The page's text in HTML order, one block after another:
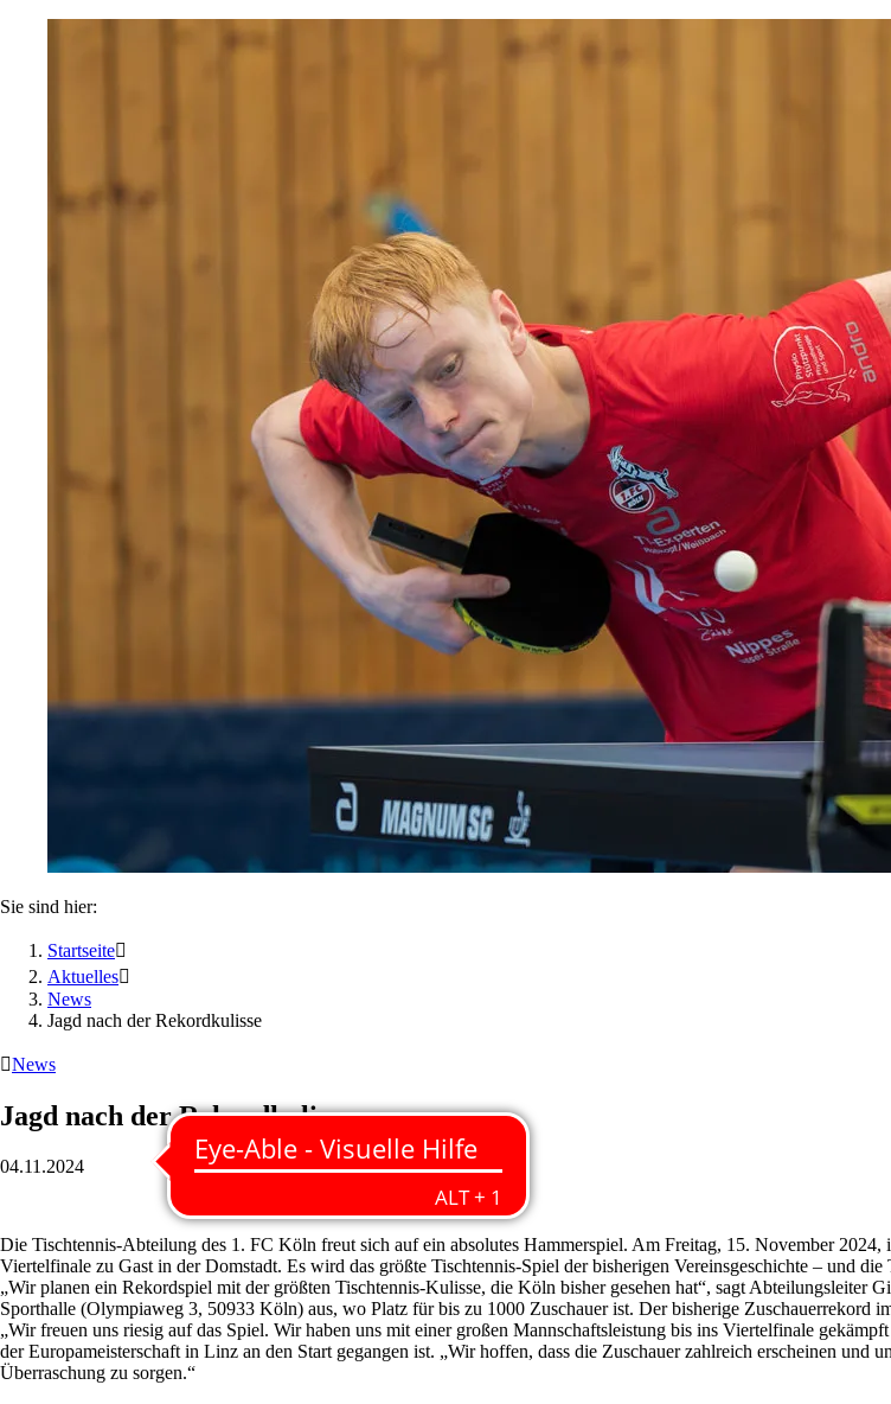
Sie sind hier:
Startseite
Aktuelles
News
Jagd nach der Rekordkulisse
News
Jagd nach der Rekordkulisse
04.11.2024
Die Tischtennis-Abteilung des 1. FC Köln freut sich auf ein absolutes Hammerspiel. Am Freitag, 15. November
Viertelfinale zu Gast in der Domstadt. Es wird das größte Tischtennis-Spiel der bisherigen Vereinsgeschichte – und
„Wir planen ein Rekordspiel mit der größten Tischtennis-Kulisse, die Köln bisher gesehen hat“, sagt
Sporthalle (Olympiaweg 3, 50933 Köln) aus, wo Platz für bis zu 1000 Zuschauer ist. Der bisherige Zuschauerrekord
„Wir freuen uns riesig auf das Spiel. Wir haben uns mit einer großen Mannschaftsleistung bis ins Viertelfinale
der Europameisterschaft in Linz an den Start gegangen ist. „Wir hoffen, dass die Zuschauer zahlreich erscheinen
Überraschung zu sorgen.“